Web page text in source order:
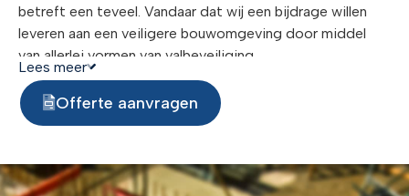
betreft een teveel. Vandaar dat wij een bijdrage willen
leveren aan een veiligere bouwomgeving door middel
van allerlei vormen van valbeveiliging.
Lees meer
Offerte aanvragen